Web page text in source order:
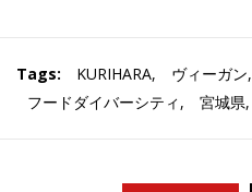
Tags: KURIHARA, ヴィーガン,
フードダイバーシティ , 宮城県,